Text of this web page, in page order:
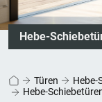
Hebe-
Türen
Hebe-
Hebe-